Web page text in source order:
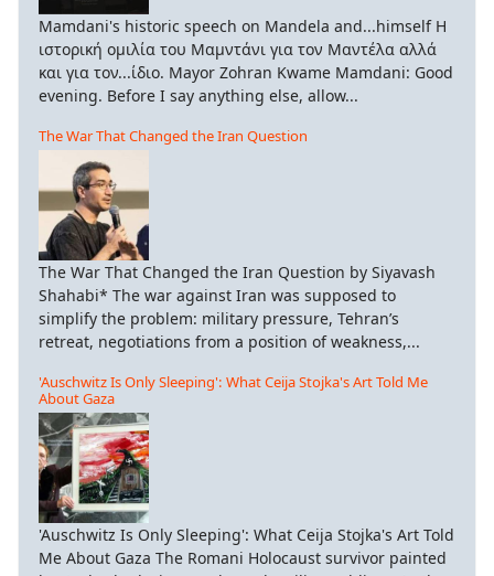
Mamdani's historic speech on Mandela and...himself Η
ιστορική ομιλία του Μαμντάνι για τον Μαντέλα αλλά
και για τον...ίδιο. Mayor Zohran Kwame Mamdani: Good
evening. Before I say anything else, allow...
The War That Changed the Iran Question
The War That Changed the Iran Question by Siyavash
Shahabi* The war against Iran was supposed to
simplify the problem: military pressure, Tehran’s
retreat, negotiations from a position of weakness,...
'Auschwitz Is Only Sleeping': What Ceija Stojka's Art Told Me
About Gaza
'Auschwitz Is Only Sleeping': What Ceija Stojka's Art Told
Me About Gaza The Romani Holocaust survivor painted